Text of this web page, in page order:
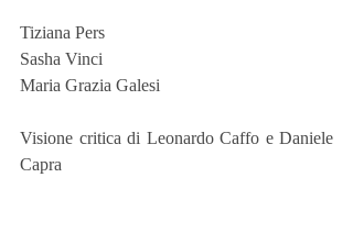
Tiziana Pers
Sasha Vinci
Maria Grazia Galesi
Visione critica di Leonardo Caffo e Daniele
Capra